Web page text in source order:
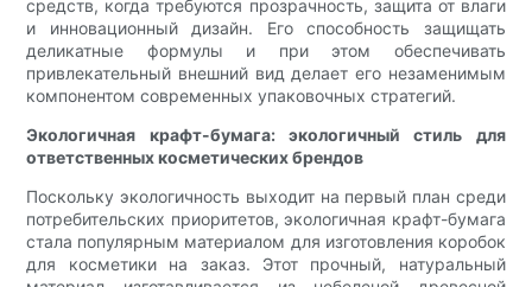
средств, когда требуются прозрачность, защита от влаги
и инновационный дизайн. Его способность защищать
деликатные формулы и при этом обеспечивать
привлекательный внешний вид делает его незаменимым
компонентом современных упаковочных стратегий.
Экологичная крафт-бумага: экологичный стиль для
ответственных косметических брендов
Поскольку экологичность выходит на первый план среди
потребительских приоритетов, экологичная крафт-бумага
стала популярным материалом для изготовления коробок
для косметики на заказ. Этот прочный, натуральный